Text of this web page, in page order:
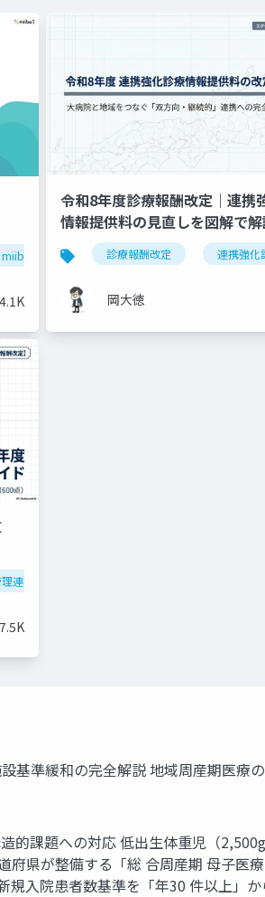
携 医療介護連携
miiboガイド miiboマニュアル
令和8年度診療報酬改定｜連携
情報提供料の見直しを図解で
診療報酬改定 連携強化
岡大徳
クリニック経営
連携加算
7.5K
基準緩和の完全解説 地域周産期医療
的課題への対応 低出生体重児（
県が整備する「総 合周産期 母子医
入院患者数基準を「年30 件以上」